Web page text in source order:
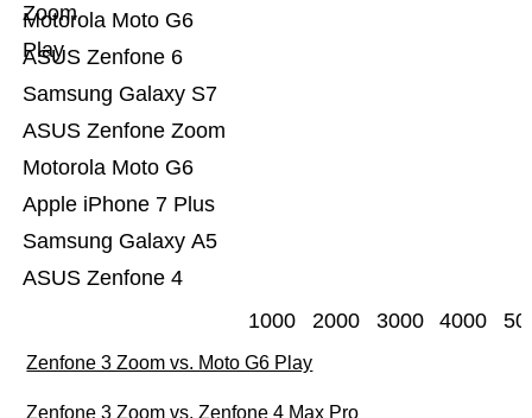
ASUS Zenfone 4
Samsung Galaxy A5
Apple iPhone 7 Plus
Motorola Moto G6
ASUS Zenfone Zoom
Samsung Galaxy S7
ASUS Zenfone 6
Motorola Moto G6
Play
Zoom
1000 2000 3000 4000
Zenfone 3 Zoom vs. Moto G6 Play
Zenfone 3 Zoom vs. Zenfone 4 Max Pro